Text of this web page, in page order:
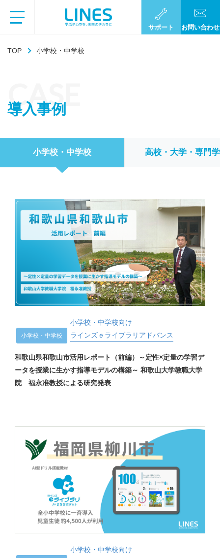
サポート お問い合わせ
TOP 小学校・中学校
CASE
導入事例
小学校・中学校 高校・大学・専門
小学校・中学校
小学校・中学校向け
ラインズｅライブラリアドバンス
和歌山県和歌山市活用レポート（前編）～定性×定量の学習デ
ータを授業に生かす指導モデルの構築～ 和歌山大学教職大学
院 福永准教授による研究発表
小学校・中学校向け